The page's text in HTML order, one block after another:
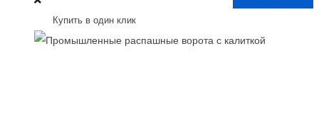
Купить в один клик